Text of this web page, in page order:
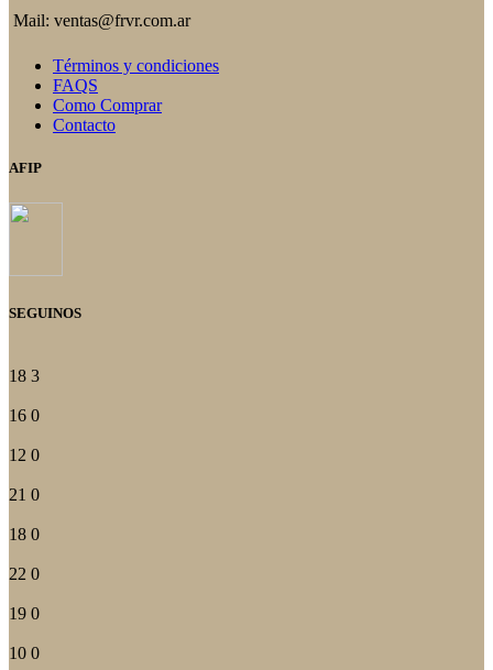
Mail: ventas@frvr.com.ar
Términos y condiciones
FAQS
Como Comprar
Contacto
AFIP
SEGUINOS
18 3
16 0
12 0
21 0
18 0
22 0
19 0
10 0